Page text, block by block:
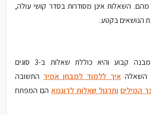
השאלות אינן מסודרות בסדר קושי עולה,
הנושאים בקטע.
לסיכום, לבחינה מבנה קבוע והיא כוללת שאלות ב-3 סוגים
השאלהאיך ללמוד למבחן אמירהתשובה
המילים ותרגול שאלות לדוגמא הם המפתח